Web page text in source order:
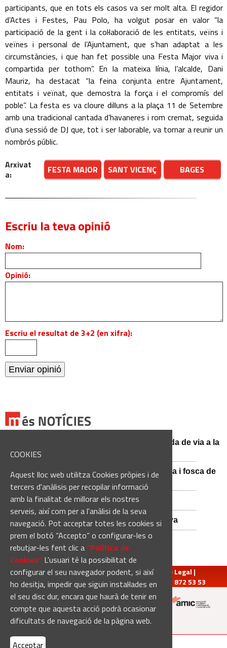
COOKIES
Aquest lloc web utilitza Cookies pròpies i de
tercers d'anàlisis per recopilar informació
amb la finalitat de millorar els nostres
serveis, així com per a l'anàlisi de la seva
navegació. Pot acceptar totes les cookies si
prem el botó “Accepto” o configurar-les o
rebutjar-les fent clic a“Política de
Cookies“ L'usuari té la possibilitat de
configurar el seu navegador podent, si així
ho desitja, impedir que siguin instal·lades en
el seu disc dur, encara que haurà de tenir en
compte que aquesta acció podrà ocasionar
dificultats de navegació de la pàgina web.
Acceptar
participants, que en tots els casos va ser molt alta. El regidor
d’Actes i Festes, Pau Polo, ha volgut posar en valor “la
participació de la gent i la col·laboració de les entitats, veïns i
veïnes i personal de l’Ajuntament, que s’han adaptat a les
circumstàncies, i que han fet possible una Festa Major viva i
compartida per tothom”. En la mateixa línia, l’alcalde, Dani
Mauriz, ha destacat “la feina conjunta entre Ajuntament,
entitats i veïnat, que demostra la força i el compromís del
poble”. La festa es va cloure dilluns a la plaça 11 de Setembre
amb una tradicional cantada d’havaneres i rom cremat, seguida
d’una sessió de DJ que, tot i ser laborable, va tornar a reunir un
nombrós públic.
Arxivat
a:
FESTA MAJOR SANT VICENÇ BAGES
Escriu la teva opinió
Nom:
Opinió:
Escriu el resultat de 3+2 (en xifra):
El conductor d'un turisme mor en una sortida de via a la
BV-3008 a Fonollosa
Catalunya es prepara per a la nit més màgica i fosca de
l'estiu, més enllà de l'eclipsi
Empats sense gols a Santa Coloma
Nou Atles de Varietats de Vinya de Catalunya
redaccio@manresadiari.cat|Qui som Avís Legal |
Pompeu Fabra, 7-13, 08240-Manresa | Tel.: 93 872 53 53
Altres mitjans del grup: